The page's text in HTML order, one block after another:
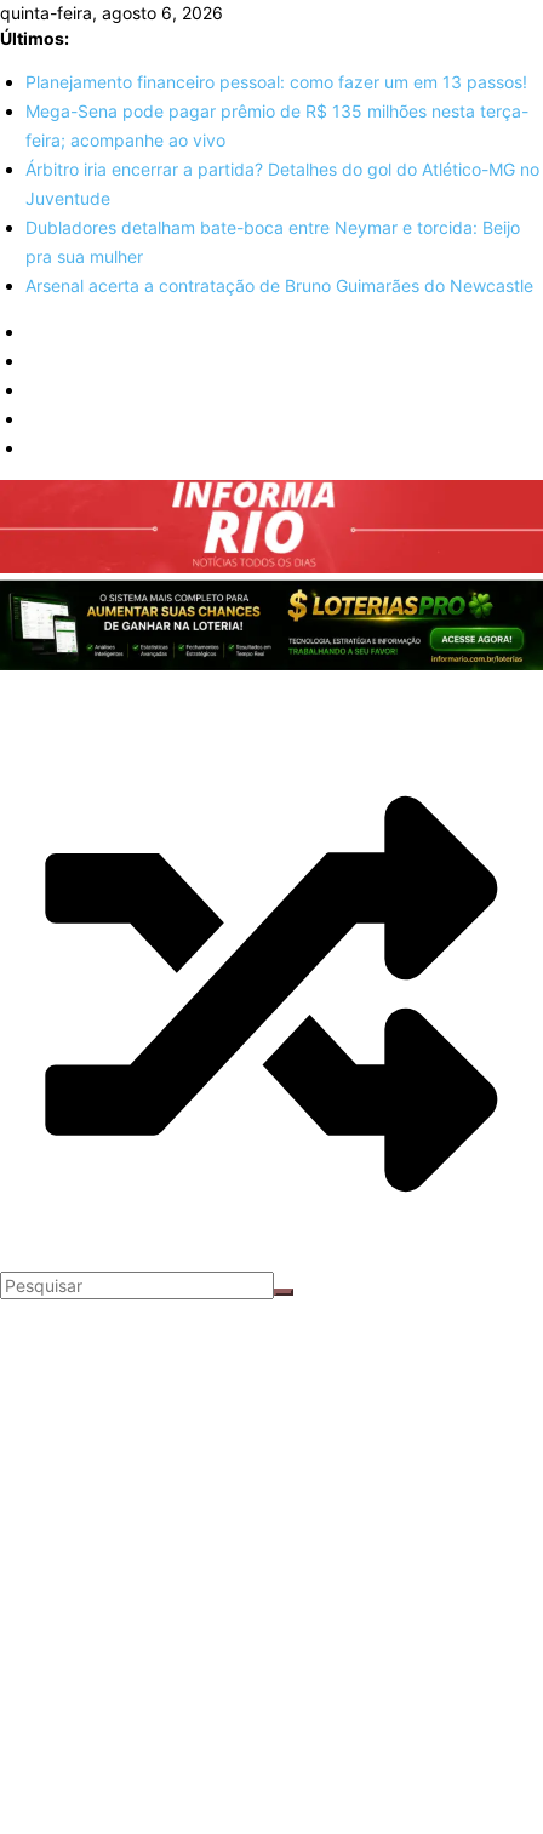
Skip
to
quinta-feira, agosto 6, 2026
Últimos:
Planejamento financeiro pessoal: como fazer um em 13 passos!
Mega-Sena pode pagar prêmio de R$ 135 milhões nesta terça-
feira; acompanhe ao vivo
Árbitro iria encerrar a partida? Detalhes do gol do Atlético-MG no
Juventude
Dubladores detalham bate-boca entre Neymar e torcida: Beijo
pra sua mulher
Arsenal acerta a contratação de Bruno Guimarães do Newcastle